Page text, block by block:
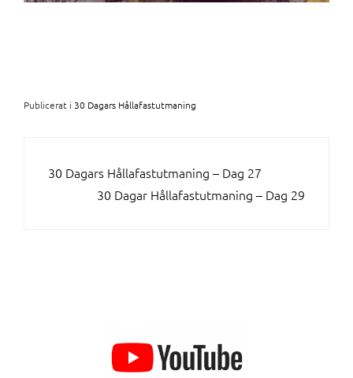
Publicerat i 30 Dagars Hållafastutmaning
INLÄGGSNAVIGERING
30 Dagars Hållafastutmaning – Dag 27
30 Dagar Hållafastutmaning – Dag 29